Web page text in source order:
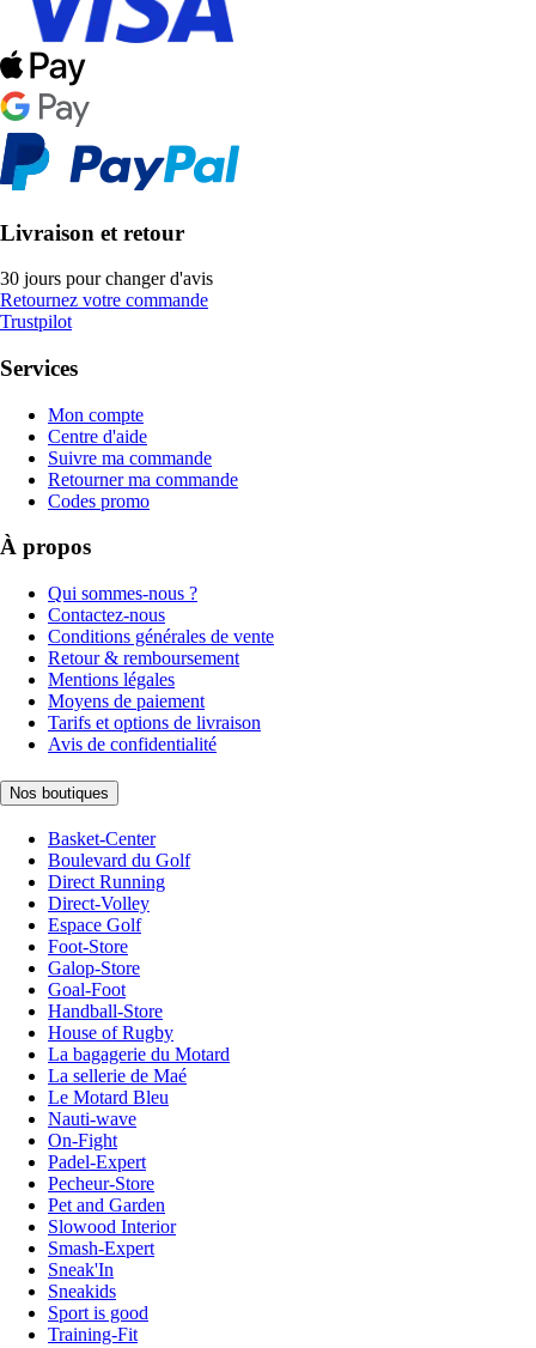
Livraison et retour
30 jours pour changer d'avis
Retournez votre commande
Trustpilot
Services
Mon compte
Centre d'aide
Suivre ma commande
Retourner ma commande
Codes promo
À propos
Qui sommes-nous ?
Contactez-nous
Conditions générales de vente
Retour & remboursement
Mentions légales
Moyens de paiement
Tarifs et options de livraison
Avis de confidentialité
Nos boutiques
Basket-Center
Boulevard du Golf
Direct Running
Direct-Volley
Espace Golf
Foot-Store
Galop-Store
Goal-Foot
Handball-Store
House of Rugby
La bagagerie du Motard
La sellerie de Maé
Le Motard Bleu
Nauti-wave
On-Fight
Padel-Expert
Pecheur-Store
Pet and Garden
Slowood Interior
Smash-Expert
Sneak'In
Sneakids
Sport is good
Training-Fit